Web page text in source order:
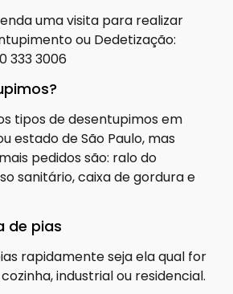
uma visita para realizar
ou Dedetização:
333 3006
tipos de desentupimos em
estado de São Paulo, mas
pedidos são: ralo do
sanitário, caixa de gordura e
de pias
rapidamente seja ela qual for
industrial ou residencial.